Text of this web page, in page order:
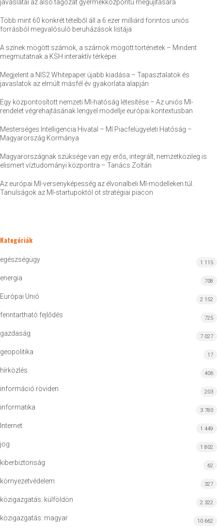
javaslatai az alsó tagozat gyermekközpontú megújítására
Több mint 60 konkrét tételből áll a 6 ezer milliárd forintos uniós
forrásból megvalósuló beruházások listája
A színek mögött számok, a számok mögött történetek – Mindent
megmutatnak a KSH interaktív térképei
Megjelent a NIS2 Whitepaper újabb kiadása – Tapasztalatok és
javaslatok az elmúlt másfél év gyakorlata alapján
Egy központosított nemzeti MI-hatóság létesítése – Az uniós MI-
rendelet végrehajtásának lengyel modellje európai kontextusban
Mesterséges Intelligencia Hivatal – MI Piacfelügyeleti Hatóság –
Magyarország Kormánya
Magyarországnak szüksége van egy erős, integrált, nemzetközileg is
elismert víztudományi központra – Tanács Zoltán
Az európai MI-versenyképesség az élvonalbeli MI-modelleken túl.
Tanulságok az MI-startupoktól öt stratégiai piacon
Kategóriák
egészségügy 1 115
energia 708
Európai Unió 2 152
fenntartható fejlődés 725
gazdaság 7 027
geopolitika 17
hírközlés 406
információ röviden 203
informatika 3 780
Internet 1 449
jog 1 802
kiberbiztonság 62
környezetvédelem 327
közigazgatás: külföldön 2 322
közigazgatás: magyar 10 662